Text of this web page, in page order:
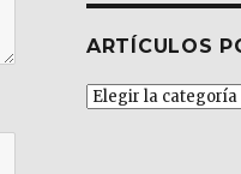
ARTÍCULOS
Artículos